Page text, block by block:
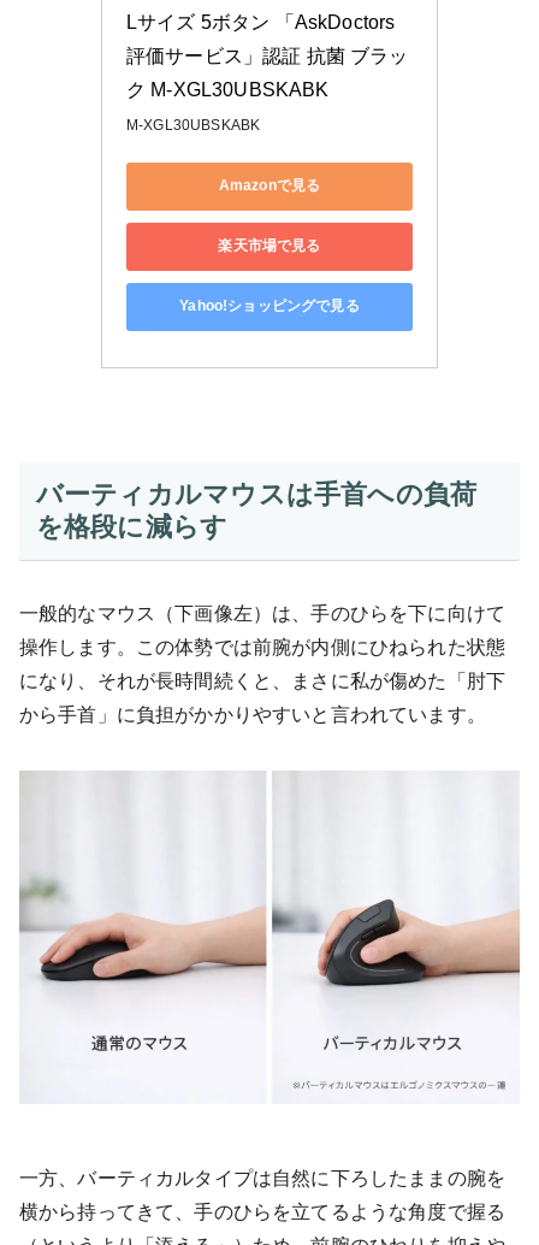
Lサイズ 5ボタン 「AskDoctors
評価サービス」認証 抗菌 ブラッ
ク M-XGL30UBSKABK
M-XGL30UBSKABK
Amazonで見る
楽天市場で見る
Yahoo!ショッピングで見る
バーティカルマウスは手首への負荷
を格段に減らす
一般的なマウス（下画像左）は、手のひらを下に向けて
操作します。この体勢では前腕が内側にひねられた状態
になり、それが長時間続くと、まさに私が傷めた「肘下
から手首」に負担がかかりやすいと言われています。
一方、バーティカルタイプは自然に下ろしたままの腕を
横から持ってきて、手のひらを立てるような角度で握る